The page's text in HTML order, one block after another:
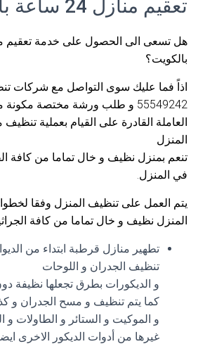
تعقيم منازل 24 ساعة بالكويت
بالكويت؟
اذاً فما عليك سوى التواصل مع شركات
55549242 و طلب ورشة مختصة
العاملة القادرة على القيام بعملية
المنزل
تنعم بمنزل نظيف و خال تماما من كافة
في المنزل.
يتم العمل على تنظيف المنزل وفقا
المنزل نظيف و خال تماما من كافة
تطهير منازل قرطبة ابتداء من
تنظيف الجدران و اللوحات
و الديكورات بطرق تجعلها نظيفة
كما يتم تنظيف و مسح الجدران و
و الموكيت و الستائر و الطاولات و
غيرها من أدوات الديكور الاخرى